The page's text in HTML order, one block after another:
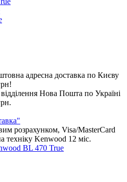
адресна доставка по Києву
Нова Пошта по Україні
розрахунком, Visa/MasterCard
техніку Kenwood 12 мiс.
BL 470 True